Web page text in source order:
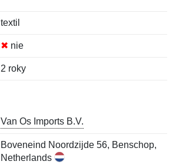
textil
✖ nie
2 roky
Van Os Imports B.V.
Boveneind Noordzijde 56, Benschop,
Netherlands